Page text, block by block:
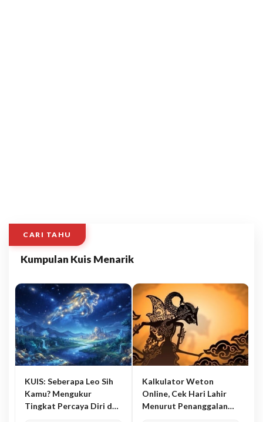
CARI TAHU
Kumpulan Kuis Menarik
KUIS: Seberapa Leo Sih
Kamu? Mengukur
Tingkat Percaya Diri dan
Kalkulator Weton
Online, Cek Hari Lahir
Menurut Penanggalan